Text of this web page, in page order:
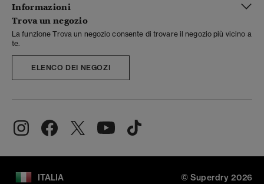
Informazioni
Trova un negozio
La funzione Trova un negozio consente di trovare il negozio più vicino a
te.
ELENCO DEI NEGOZI
ITALIA © Superdry 2026